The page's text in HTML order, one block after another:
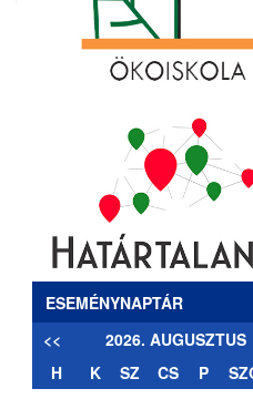
ESEMÉNYNAPTÁR
<<
2026. AUGUSZTUS
H
K SZ CS P